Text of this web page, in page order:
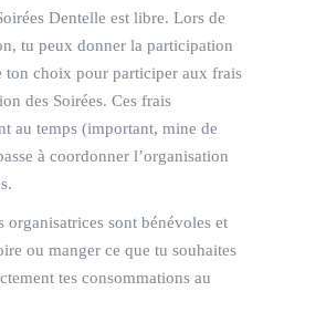
Dentelle est libre. Lors de
tu peux donner la participation
ton choix pour participer aux frais
des Soirées. Ces frais
au temps (important, mine de
à coordonner l’organisation
organisatrices sont bénévoles et
ou manger ce que tu souhaites
tes consommations au